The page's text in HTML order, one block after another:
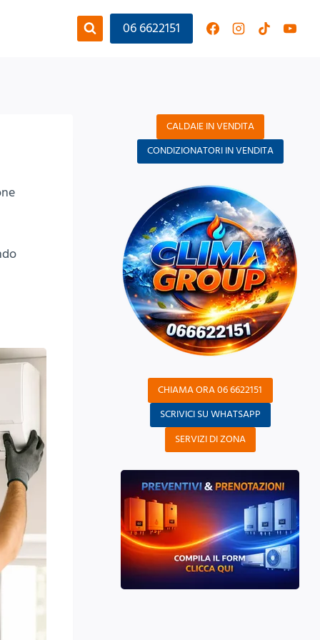
06 6622151
CALDAIE IN VENDITA
CONDIZIONATORI IN VENDITA
CHIAMA ORA 06 6622151
SCRIVICI SU WHATSAPP
SERVIZI DI ZONA